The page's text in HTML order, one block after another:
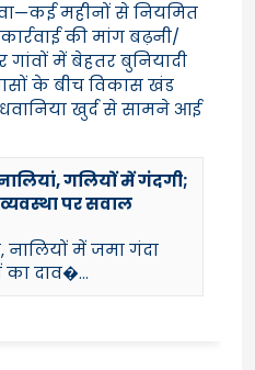
महीनों से नियमित
की मांग बढ़नी/
गांवों में बेहतर बुनियादी
के बीच विकास खंड
खुर्द से सामने आई
गलियों में गंदगी;
पर सवाल
नालियों में जमा गंदा
का दाव�...